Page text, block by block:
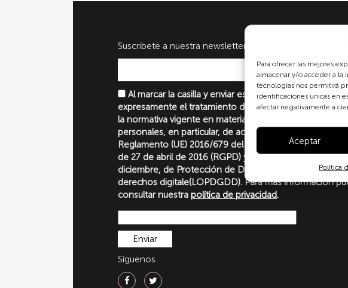
Para ofrecer las mejores
almacenar y/o acceder a la
tecnologías nos permitirá
identificaciones únicas en
afectar negativamente a
Aceptar
Política
Suscribete a nuestra newsletter
Al marcar la casilla y enviar este formulario, usted
expresamente el tratamiento de sus datos personales
la normativa vigente en materia de protección de datos
personales, en particular, de acuerdo con lo dispuesto
Reglamento (UE) 2016/679 del Parlamento Europeo y
de 27 de abril de 2016 (RGPD) y la Ley Orgánica 3/2018,
diciembre, de Protección de Datos Personales y
derechos digitale(LOPDGDD). Para más información
consultar nuestra política de privacidad.
Síguenos